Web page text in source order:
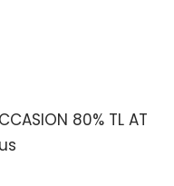
80% TL AT